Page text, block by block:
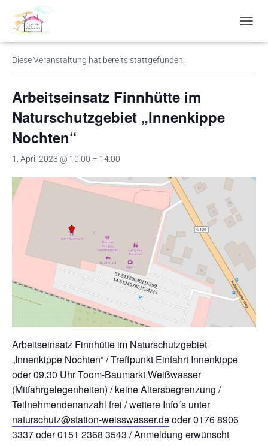
A
G
C
N
« Alle Veranstaltungen
Diese Veranstaltung hat bereits stattgefunden.
Arbeitseinsatz Finnhütte im
Naturschutzgebiet „Innenkippe
Nochten“
1. April 2023 @ 10:00 – 14:00
Arbeitseinsatz Finnhütte im Naturschutzgebiet
„Innenkippe Nochten“ / Treffpunkt Einfahrt Innenkippe
oder 09.30 Uhr Toom-Baumarkt Weißwasser
(Mitfahrgelegenheiten) / keine Altersbegrenzung /
Teilnehmendenanzahl frei / weitere Info´s unter
naturschutz@station-weisswasser.deoder 0176 8906
3337 oder 0151 2368 3543 / Anmeldung erwünscht